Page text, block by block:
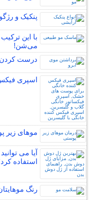
پنکیک و
با این
می‌شن!
درست کردن
اسپری فیکس
مو‌های زیر
آیا می
استفاده
رنگ